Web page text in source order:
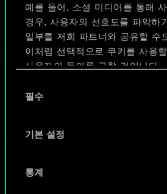
예를 들어, 소셜 미디어를 통해
경우, 사용자의 선호도를 파악하
일부를 저희 파트너와 공유할 수
이처럼 선택적으로 쿠키를 사용
사용자의 동의를 구할 것입니다.
쿠키 사용에 관한 세부 사항이나
필수
기본 설정
통계
덱 편집
또는